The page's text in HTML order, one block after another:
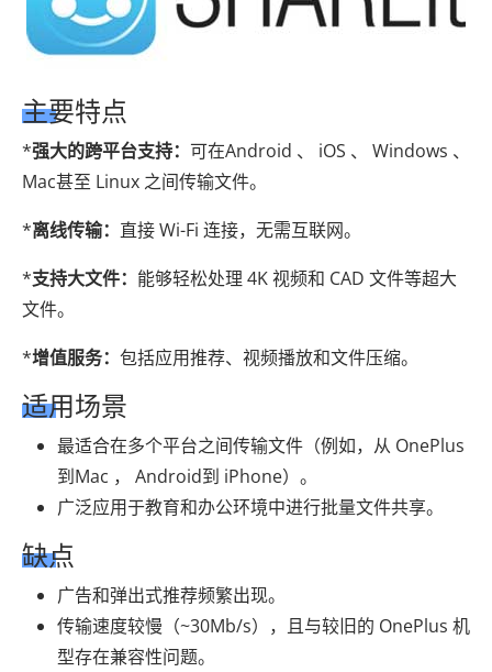
主要特点
*强大的跨平台支持： 可在Android 、 iOS 、 Windows 、
Mac甚至 Linux 之间传输文件。
*离线传输： 直接 Wi-Fi 连接，无需互联网。
*支持大文件： 能够轻松处理 4K 视频和 CAD 文件等超大
文件。
*增值服务： 包括应用推荐、视频播放和文件压缩。
适用场景
最适合在多个平台之间传输文件（例如，从 OnePlus
到Mac ， Android到 iPhone）。
广泛应用于教育和办公环境中进行批量文件共享。
缺点
广告和弹出式推荐频繁出现。
传输速度较慢（~30Mb/s），且与较旧的 OnePlus 机
型存在兼容性问题。